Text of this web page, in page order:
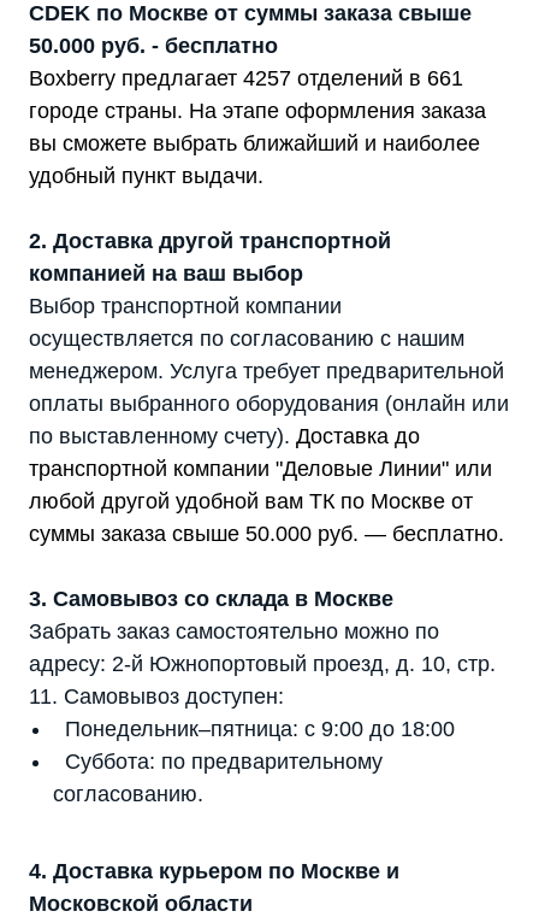
CDEK по Москве от суммы заказа свыше
50.000 руб. - бесплатно
Boxberry предлагает 4257 отделений в 661
городе страны. На этапе оформления заказа
вы сможете выбрать ближайший и наиболее
удобный пункт выдачи.
2. Доставка другой транспортной
компанией на ваш выбор
Выбор транспортной компании
осуществляется по согласованию с нашим
менеджером. Услуга требует предварительной
оплаты выбранного оборудования (онлайн или
по выставленному счету). Доставка до
транспортной компании "Деловые Линии" или
любой другой удобной вам ТК по Москве от
суммы заказа свыше 50.000 руб. — бесплатно.
3. Самовывоз со склада в Москве
Забрать заказ самостоятельно можно по
адресу: 2-й Южнопортовый проезд, д. 10, стр.
11. Самовывоз доступен:
Понедельник–пятница: с 9:00 до 18:00
Суббота: по предварительному
согласованию.
4. Доставка курьером по Москве и
Московской области